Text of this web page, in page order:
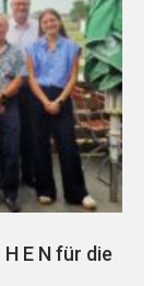
E N für die